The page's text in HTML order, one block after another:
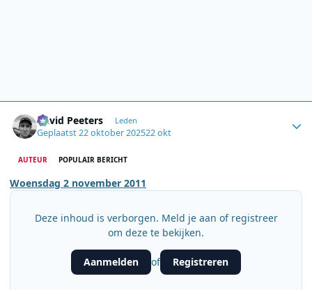
David Peeters Leden
Geplaatst22 oktober 202522 okt
AUTEUR POPULAIR BERICHT
Woensdag 2 november 2011
Deze inhoud is verborgen. Meld je aan of registreer
om deze te bekijken.
Aanmelden of Registreren